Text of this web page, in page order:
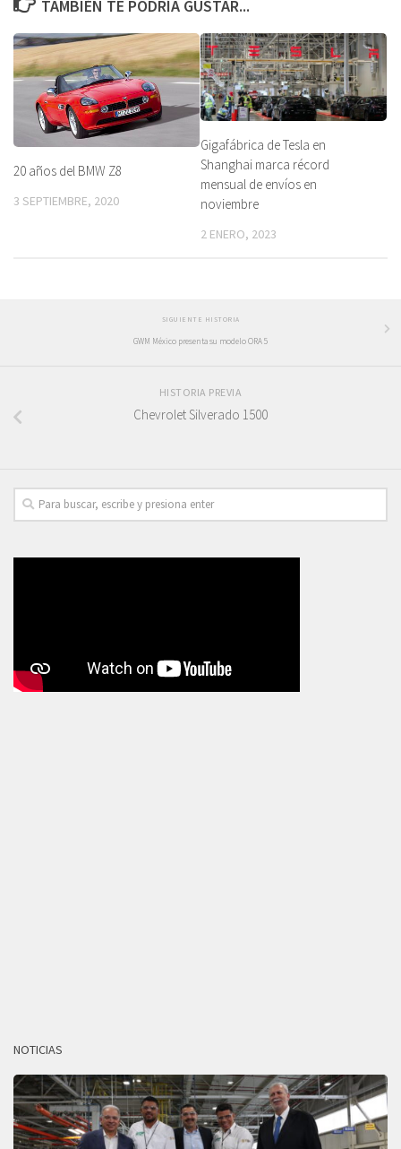
TAMBIÉN TE PODRÍA GUSTAR...
20 años del BMW Z8
3 SEPTIEMBRE, 2020
Gigafábrica de Tesla en
Shanghai marca récord
mensual de envíos en
noviembre
2 ENERO, 2023
SIGUIENTE HISTORIA
GWM México presenta su modelo ORA 5
HISTORIA PREVIA
Chevrolet Silverado 1500
NOTICIAS